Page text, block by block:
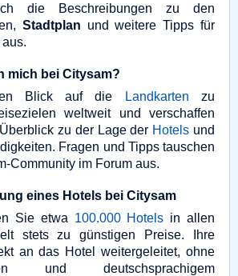
die Beschreibungen zu den
Stadtplan und weitere Tipps für
mich bei Citysam?
Blick auf die Landkarten zu
weltweit und verschaffen
zu der Lage der Hotels und
Fragen und Tipps tauschen
Community im Forum aus.
eines Hotels bei Citysam
Sie etwa 100.000 Hotels in allen
stets zu günstigen Preise. Ihre
an das Hotel weitergeleitet, ohne
und deutschsprachigem